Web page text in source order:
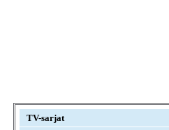
TV-sarjat